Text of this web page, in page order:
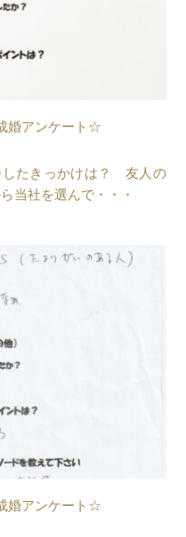
婚アンケート☆
したきっかけは？ 友人の
当社を選んで・・・
婚アンケート☆